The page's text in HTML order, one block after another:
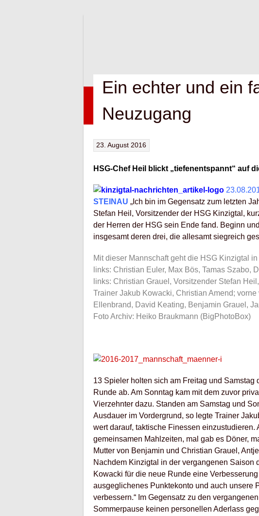
HOME NEWS VEREIN KONTAKT
Ein echter und ein
Neuzugang
23. August 2016
HSG-Chef Heil blickt „tiefenentspannt“ auf
STEINAU „Ich bin im Gegensatz zum letzten
Stefan Heil, Vorsitzender der HSG Kinzigtal,
der Herren der HSG sein Ende fand. Beginn
insgesamt deren drei, die allesamt siegreich
Mit dieser Mannschaft geht die HSG Kinzigtal
links: Christian Euler, Max Bös, Tamas Szabo,
links: Christian Grauel, Vorsitzender Stefan
Trainer Jakub Kowacki, Christian Amend;
Ellenbrand, David Keating, Benjamin Grauel,
Foto Archiv: Heiko Braukmann (BigPhotoBox)
13 Spieler holten sich am Freitag und Samstag
Runde ab. Am Sonntag kam mit dem zuvor
Vierzehnter dazu. Standen am Samstag und
Ausdauer im Vordergrund, so legte Trainer
wert darauf, taktische Finessen
gemeinsamen Mahlzeiten, mal gab es Döner,
Mutter von Benjamin und Christian Grauel,
Nachdem Kinzigtal in der vergangenen Saison
Kowacki für die neue Runde eine
ausgeglichenes Punktekonto und auch unsere
verbessern.“ Im Gegensatz zu den
Sommerpause keinen personellen Aderlass